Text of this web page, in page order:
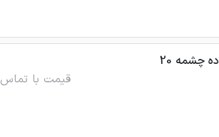
قیمت با تماس